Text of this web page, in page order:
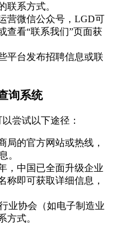
联系方式。
营微信公众号，LGD可
查看“联系我们”页面获
平台发布招聘信息或联
询系统
尝试以下途径：
局的官方网站或热线，
。
，中国已全面升级企业
称即可获取详细信息，
业协会（如电子制造业
方式。